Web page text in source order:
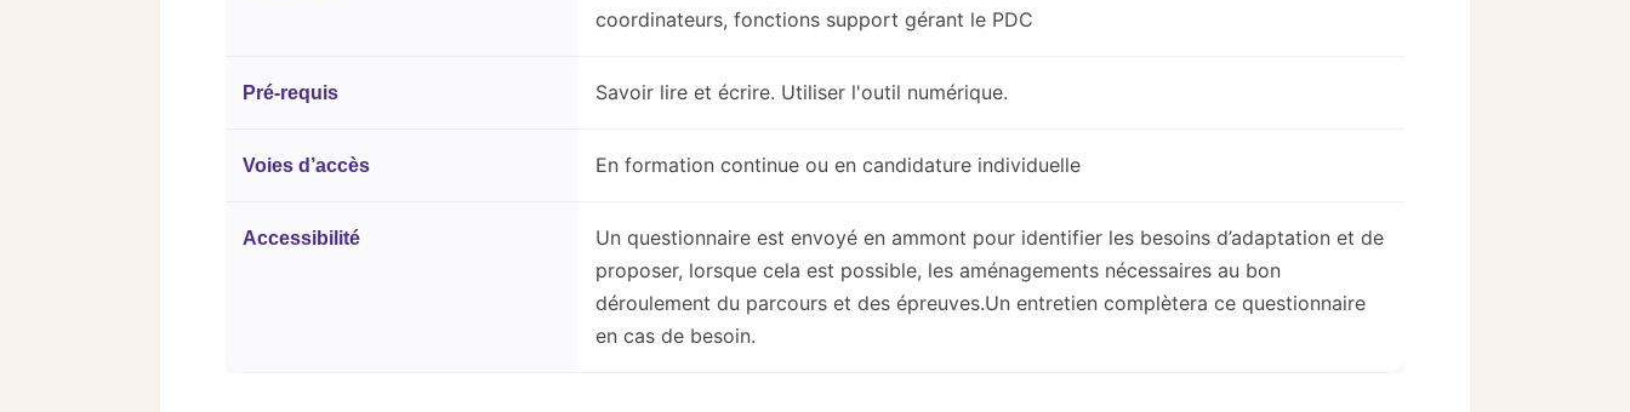
coordinateurs, fonctions support gérant le PDC
Pré-requis Savoir lire et écrire. Utiliser l'outil numérique.
Voies d’accès En formation continue ou en candidature individuelle
Accessibilité
Un questionnaire est envoyé en ammont pour identifier les besoins d’adaptation et de
proposer, lorsque cela est possible, les aménagements nécessaires au bon
déroulement du parcours et des épreuves.Un entretien complètera ce questionnaire
en cas de besoin.